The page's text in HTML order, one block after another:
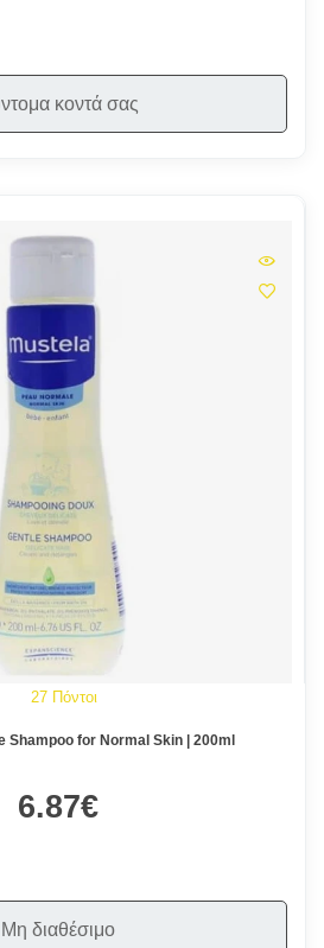
κοντά σας
27 Πόντοι
Shampoo for Normal Skin | 200ml
6.87€
Μη διαθέσιμο